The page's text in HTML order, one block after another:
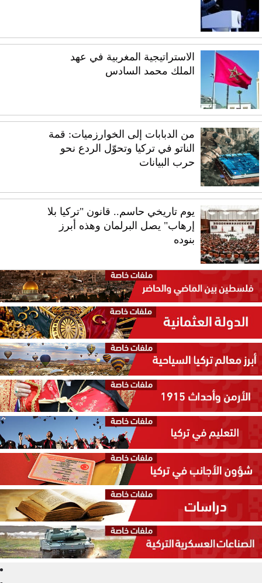
الاستراتيجية المغربية في عهد
الملك محمد السادس
من الدبابات إلى الخوارزميات: قمة
الناتو في تركيا وتحوّل الردع نحو
حرب البيانات
يوم تاريخي حاسم.. قانون "تركيا بلا
إرهاب" يصل البرلمان وهذه أبرز
بنوده